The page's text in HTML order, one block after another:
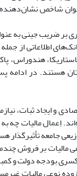
شاخص نشان‌دهنده
بر ضریب جینی
اطلاعاتی از
هندوراس،
هستند. در
و ایجاد ثبات،
اِعمال مالیات چه
جامعه تأثیرگذار
مالیات بر فروش
بودجه دولت و